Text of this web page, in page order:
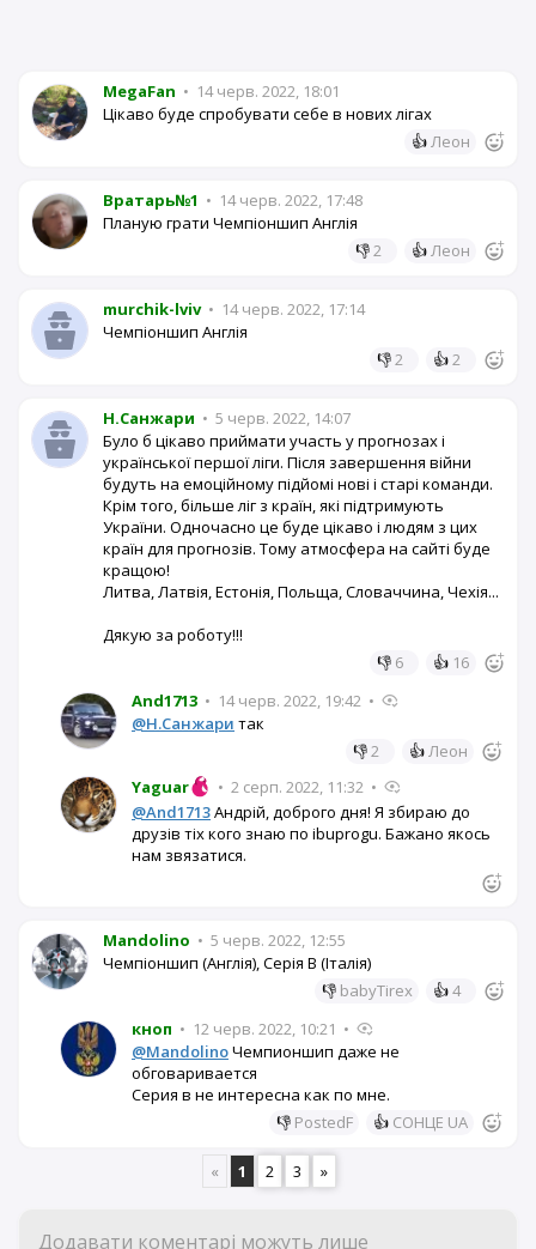
MegaFan • 14 черв. 2022, 18:01
Цікаво буде спробувати себе в нових лігах
👍Леон
Вратарь№1 • 14 черв. 2022, 17:48
Планую грати Чемпіоншип Англія
👎2 👍Леон
murchik-lviv • 14 черв. 2022, 17:14
Чемпіоншип Англія
👎2 👍2
Н.Санжари • 5 черв. 2022, 14:07
Було б цікаво приймати участь у прогнозах і
української першої ліги. Після завершення війни
будуть на емоційному підйомі нові і старі команди.
Крім того, більше ліг з країн, які підтримують
України. Одночасно це буде цікаво і людям з цих
країн для прогнозів. Тому атмосфера на сайті буде
кращою!
Литва, Латвія, Естонія, Польща, Словаччина, Чехія...
Дякую за роботу!!!
👎 6 👍 16
And1713 • 14 черв. 2022, 19:42 •
@Н.Санжари так
👎2 👍Леон
Yaguar
• 2 серп. 2022, 11:32 •
@And1713Андрiй, доброго дня! Я збираю до
друзiв тiх кого знаю по ibuprogu. Бажано якось
нам звязатися.
Mandolino • 5 черв. 2022, 12:55
Чемпіоншип (Англія), Серія В (Італія)
👎 babyTirex 👍4
кноп • 12 черв. 2022, 10:21 •
@MandolinoЧемпионшип даже не
обговаривается
Серия в не интересна как по мне.
👎 PostedF 👍 СОНЦЕ UA
« 1 2 3 »